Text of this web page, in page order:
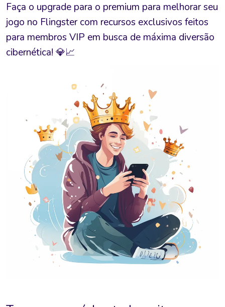
Faça o upgrade para o premium para melhorar seu
jogo no Flingster com recursos exclusivos feitos
para membros VIP em busca de máxima diversão
cibernética! 💎📈